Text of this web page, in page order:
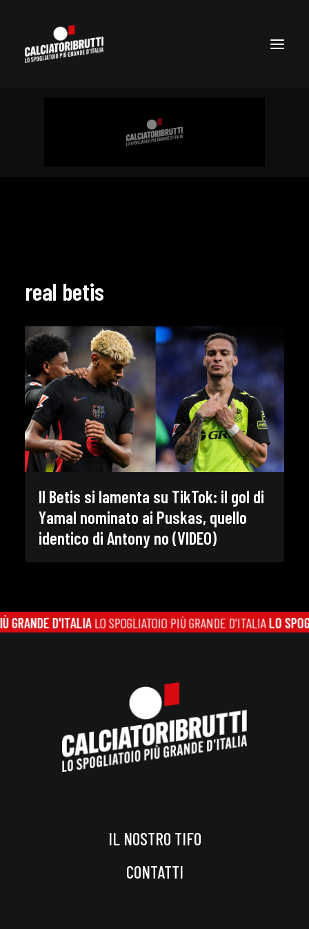
real betis
Il Betis si lamenta su TikTok: il gol di
Yamal nominato ai Puskas, quello
identico di Antony no (VIDEO)
D'ITALIALO SPOGLIATOIO PIÙ GRANDE D'ITALIALO
IL NOSTRO TIFO
CONTATTI